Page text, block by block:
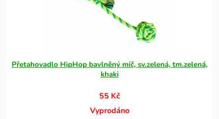
Přetahovadlo HipHop bavlněný míč, sv.zelená, tm.zelená,
khaki
55 Kč
Vyprodáno